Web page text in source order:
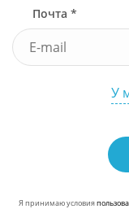
Почта *
У
Я принимаю условия